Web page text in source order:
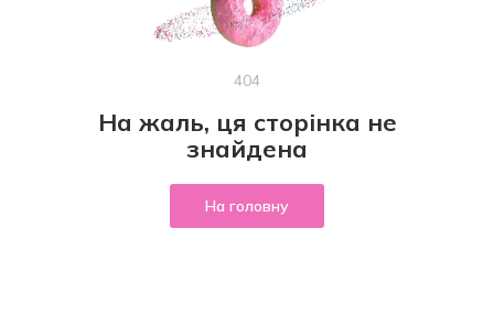
404
На жаль, ця сторінка не
знайдена
На головну